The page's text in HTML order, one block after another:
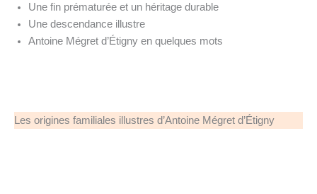
Une fin prématurée et un héritage durable
Une descendance illustre
Antoine Mégret d’Étigny en quelques mots
Les origines familiales illustres d’Antoine Mégret d’Étigny